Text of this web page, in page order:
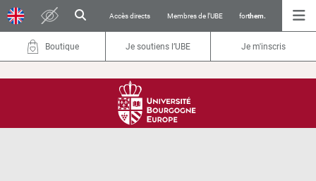
Accès directs Membres de l’UBE forthem.
Boutique Je soutiens l’UBE Je m'inscris